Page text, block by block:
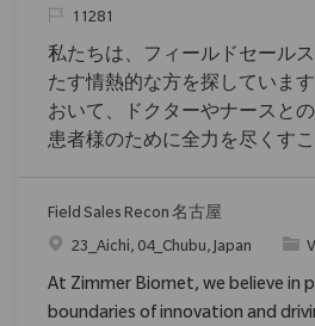
ReqId11281
私たちは、フィールドセール
たす情熱的な方を探していま
おいて、ドクターやナースと
患者様のために全力を尽くす
Field Sales Recon 名古屋
Ubicación
23_Aichi, 04_Chubu, Japan
At Zimmer Biomet, we believe in
boundaries of innovation and